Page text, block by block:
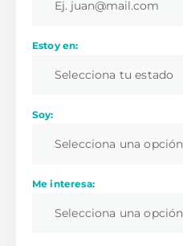
Estoy en:
Selecciona tu estado
Soy:
Selecciona una opción
Me interesa:
Selecciona una opción